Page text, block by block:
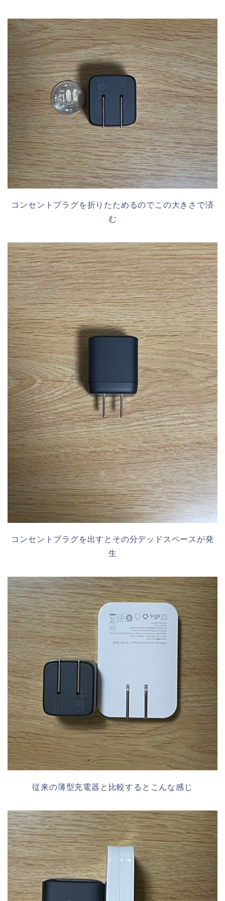
コンセントプラグを折りたためるのでこの大きさで済
む
コンセントプラグを出すとその分デッドスペースが発
生
従来の薄型充電器と比較するとこんな感じ